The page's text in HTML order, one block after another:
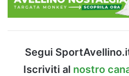
Segui
Iscriviti al nostro